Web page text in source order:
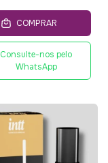
COMPRAR
Consulte-nos pelo
WhatsApp